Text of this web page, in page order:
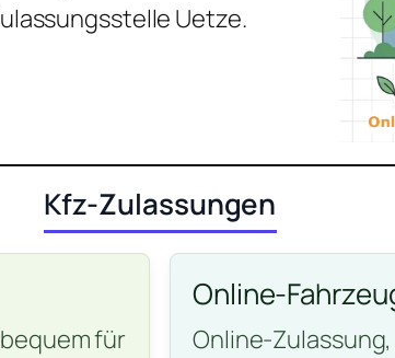
Uetze.
Kfz-Zulassungen
für
Online-
Online-